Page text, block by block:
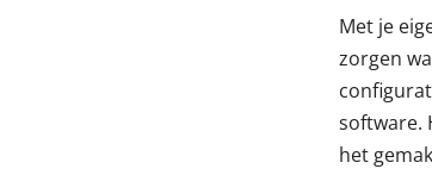
Met je
zorgen
software.
het